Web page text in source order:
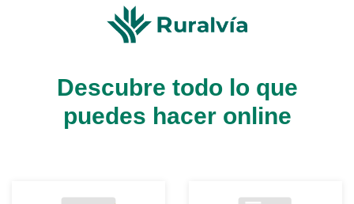
Descubre todo lo que
puedes hacer online